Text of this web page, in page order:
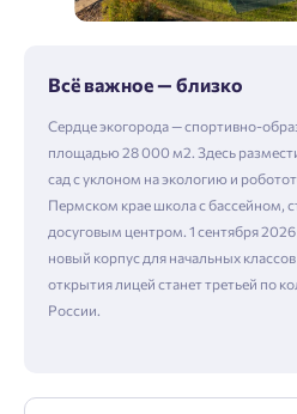
Всё важное — близко
Сердце экогорода — спортивно-
площадью 28 000 м2. Здесь
сад с уклоном на экологию и
Пермском крае школа с бассейном,
досуговым центром. 1 сентября
новый корпус для начальных
открытия лицей станет третьей по
России.